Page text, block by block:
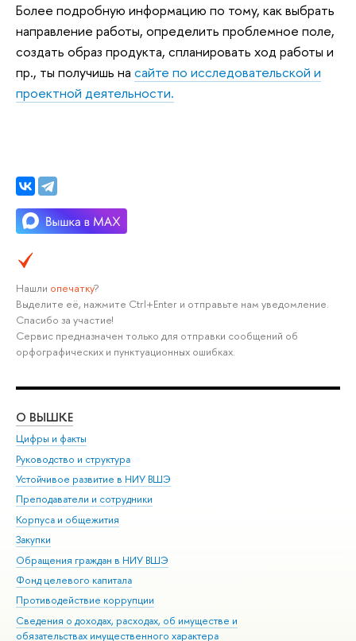
Более подробную информацию по тому, как выбрать
направление работы, определить проблемное поле,
создать образ продукта, спланировать ход работы и
пр., ты получишь на сайте по исследовательской и
проектной деятельности.
Нашли опечатку?
Выделите её, нажмите Ctrl+Enter и отправьте нам уведомление.
Спасибо за участие!
Сервис предназначен только для отправки сообщений об
орфографических и пунктуационных ошибках.
О ВЫШКЕ
Цифры и факты
Руководство и структура
Устойчивое развитие в НИУ ВШЭ
Преподаватели и сотрудники
Корпуса и общежития
Закупки
Обращения граждан в НИУ ВШЭ
Фонд целевого капитала
Противодействие коррупции
Сведения о доходах, расходах, об имуществе и
обязательствах имущественного характера